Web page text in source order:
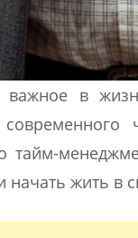
в
тайм-
начать жить в